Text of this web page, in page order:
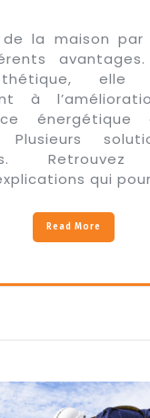
de la maison par
elle
à
Plusieurs
Retrouvez
qui
Read More